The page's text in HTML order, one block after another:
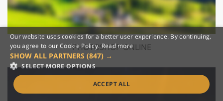
PHOTOSHOP ONLINE
Our website uses cookies for a better user experience. By continuing,
you agree to our Cookie Policy.Read more
SHOW ALL PARTNERS (847) →
SELECT MORE OPTIONS
ACCEPT ALL